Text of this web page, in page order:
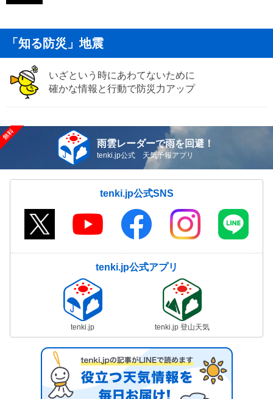
「知る防災」地震
いざという時にあわてないために
確かな情報と行動で防災力アップ
雨雲レーダーで雨を回避！
tenki.jp公式 天気予報アプリ
tenki.jp公式SNS
tenki.jp公式アプリ
tenki.jp tenki.jp 登山天気